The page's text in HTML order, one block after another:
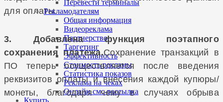
Перевести терминалы
Рекламодателям
Общая информация
Видеореклама
Партнерство
Таргетинг
Эффективность
Стоимость рекламы
Статистика показов
Реклама на чеках
Онлайн смс-рассылка
для оплаты.
3. Добавлена функция поэтапного
сохранения платежа.Сохранение транзакций в
ПО теперь осуществляется после введения
реквизитов оплаты и внесения каждой купюры/
монеты, благодаря чему в случаях обрыва